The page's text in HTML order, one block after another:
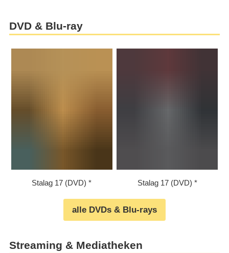
DVD & Blu-ray
Stalag 17 (DVD) Stalag 17 (DVD)
alle DVDs & Blu-rays
Streaming & Mediatheken